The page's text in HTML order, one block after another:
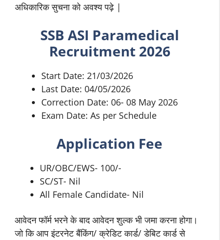
अधिकारिक सुचना को अवश्य पढ़े |
SSB ASI Paramedical
Recruitment 2026
Start Date: 21/03/2026
Last Date: 04/05/2026
Correction Date: 06- 08 May 2026
Exam Date: As per Schedule
Application Fee
UR/OBC/EWS- 100/-
SC/ST- Nil
All Female Candidate- Nil
आवेदन फॉर्म भरने के बाद आवेदन शुल्क भी जमा करना होगा।
जो कि आप इंटरनेट बैंकिंग/ क्रेडिट कार्ड/ डेबिट कार्ड से